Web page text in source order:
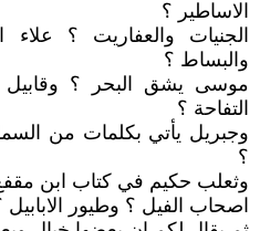
الاساطير ؟
الجنيات والعفاريت ؟ علاء
والبساط ؟
موسى يشق البحر ؟ وقابيل
التفاحة ؟
وجبريل يأتي بكلمات من
؟
وثعلب حكيم في كتاب ابن
اصحاب الفيل ؟ وطيور الابابيل